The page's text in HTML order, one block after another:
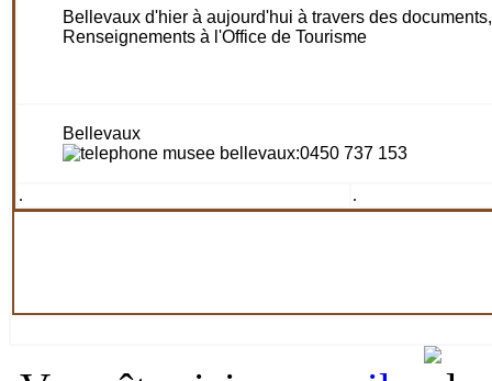
Bellevaux d'hier à aujourd'hui à travers des
Renseignements à l'Office de Tourisme
Bellevaux
:0450 737 153
. .